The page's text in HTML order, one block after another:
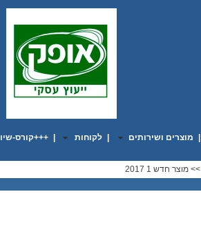
מוצרים ושירותים לקוחות +++קורס-
>> מוצר חדש 1 2017